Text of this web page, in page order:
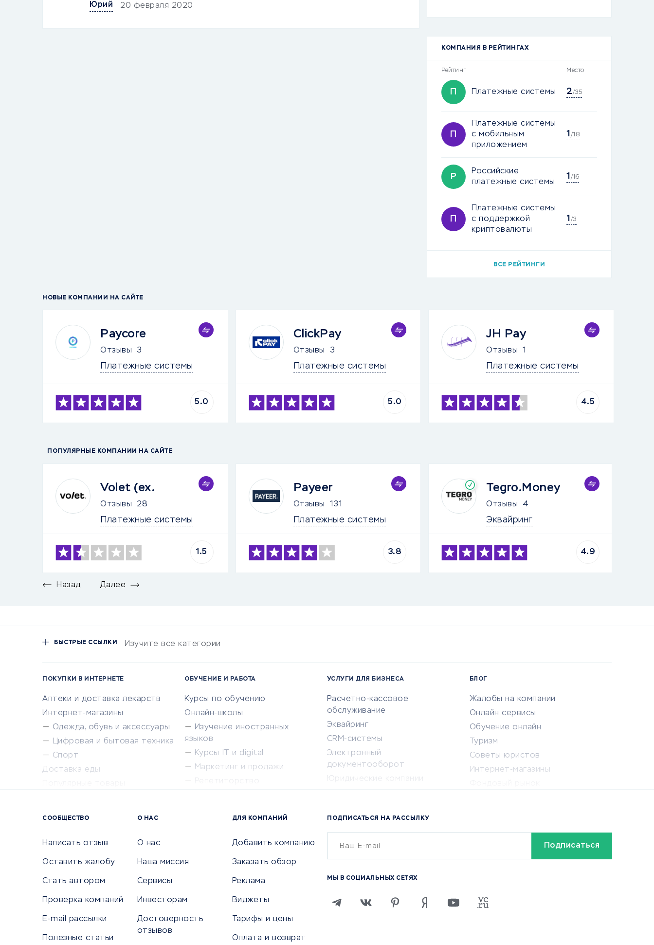
Юрий
20 февраля 2020
КОМПАНИЯ В РЕЙТИНГАХ
Рейтинг Место
П Платежные системы 2/35
П
Платежные системы
с мобильным
приложением
1 /18
Р
Российские
платежные системы
1 /16
П
Платежные системы
с поддержкой
криптовалюты
1 /3
ВСЕ РЕЙТИНГИ
НОВЫЕ КОМПАНИИ НА САЙТЕ
Paycore
Отзывы 3
Платежные системы
5.0
ClickPay
Отзывы 3
Платежные системы
5.0
JH Pay
Отзывы 1
Платежные системы
4.5
ПОПУЛЯРНЫЕ КОМПАНИИ НА САЙТЕ
Volet (ex.
Отзывы 28
Платежные системы
1.5
Payeer
Отзывы 131
Платежные системы
3.8
Tegro.Money
Отзывы 4
Эквайринг
4.9
Назад Далее
БЫСТРЫЕ ССЫЛКИ Изучите все категории
ПОКУПКИ В ИНТЕРНЕТЕ
Аптеки и доставка лекарств
Интернет-магазины
Одежда, обувь и аксессуары
Цифровая и бытовая техника
Спорт
Доставка еды
ОБУЧЕНИЕ И РАБОТА
Курсы по обучению
Онлайн-школы
Изучение иностранных
языков
Курсы IT и digital
Маркетинг и продажи
Университеты
УСЛУГИ ДЛЯ БИЗНЕСА
Расчетно-кассовое
обслуживание
Эквайринг
CRM-системы
Электронный
документооборот
Юридические компании
Бухгалтерия онлайн
Онлайн-кассы
SERM
Кредитные карты
Дебетовые карты
Покупка билетов
Бронирование отелей
БЛОГ
Жалобы на компании
Онлайн сервисы
Обучение онлайн
Туризм
Советы юристов
Интернет-магазины
СООБЩЕСТВО
Написать отзыв
Оставить жалобу
Стать автором
Проверка компаний
E-mail рассылки
Полезные статьи
О НАС
О нас
Наша миссия
Сервисы
Инвесторам
Достоверность
отзывов
ДЛЯ КОМПАНИЙ
Добавить компанию
Заказать обзор
Реклама
Виджеты
Тарифы и цены
Оплата и возврат
ПОДПИСАТЬСЯ НА РАССЫЛКУ
МЫ В СОЦИАЛЬНЫХ СЕТЯХ